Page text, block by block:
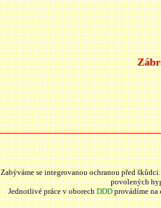
Zabýváme se integrovanou ochranou před
povolených
Jednotlivé práce v oborechDDDprovádíme na